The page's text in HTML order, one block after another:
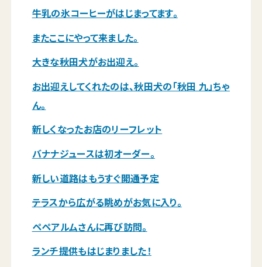
牛乳の氷コーヒーがはじまってます。
またここにやって来ました。
大きな秋田犬がお出迎え。
お出迎えしてくれたのは、秋田犬の「秋田 九」ちゃ
ん。
新しくなったお店のリーフレット
バナナジュースは初オーダー。
新しい道路はもうすぐ開通予定
テラスから広がる眺めがお気に入り。
ペペアルムさんに再び訪問。
ランチ提供もはじまりました！